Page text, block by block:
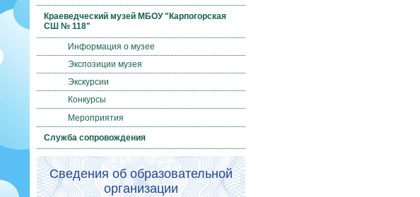
Краеведческий музей МБОУ "Карпогорская
СШ № 118"
Информация о музее
Экспозиции музея
Экскурсии
Конкурсы
Мероприятия
Служба сопровождения
Сведения об образовательной
организации